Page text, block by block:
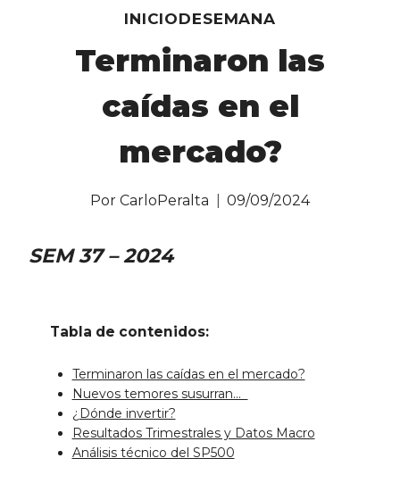
INICIODESEMANA
Terminaron las
caídas en el
mercado?
Por CarloPeralta 09/09/2024
SEM 37 – 2024
Tabla de contenidos:
Terminaron las caídas en el mercado?
Nuevos temores susurran…
¿Dónde invertir?
Resultados Trimestrales y Datos Macro
Análisis técnico del SP500